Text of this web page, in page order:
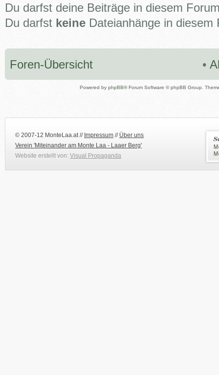
Du darfst deine Beiträge in diesem
Du darfst keine Dateianhänge in diesem
Foren-Übersicht •
Powered by phpBB® Forum Software © phpBB Group.
© 2007-12 MonteLaa.at // Impressum // Über uns
Verein 'Miteinander am Monte Laa - Laaer Berg'
Website erstellt von: Visual Propaganda